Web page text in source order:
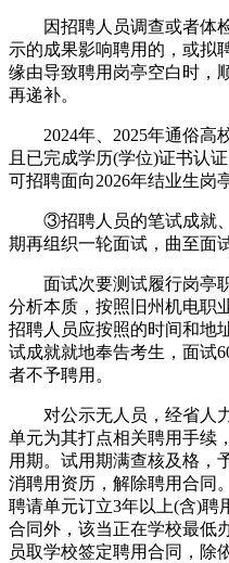
因招聘人员调查或者体检
示的成果影响聘用的，或拟
缘由导致聘用岗亭空白时，
再递补。
2024年、2025年通俗高
且已完成学历(学位)证书认
可招聘面向2026年结业生岗
③招聘人员的笔试成就、
期再组织一轮面试，曲至面
面试次要测试履行岗亭职
分析本质，按照旧州机电职
招聘人员应按照的时间和地
试成就就地奉告考生，面试
者不予聘用。
对公示无人员，经省人力
单元为其打点相关聘用手续
用期。试用期满查核及格，
消聘用资历，解除聘用合同
聘请单元订立3年以上(含)聘
合同外，该当正在学校最低
员取学校签定聘用合同，除